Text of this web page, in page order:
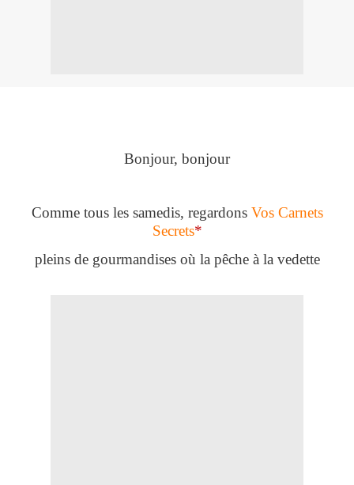
Bonjour, bonjour
Comme tous les samedis, regardons Vos Carnets
Secrets*
pleins de gourmandises où la pêche à la vedette